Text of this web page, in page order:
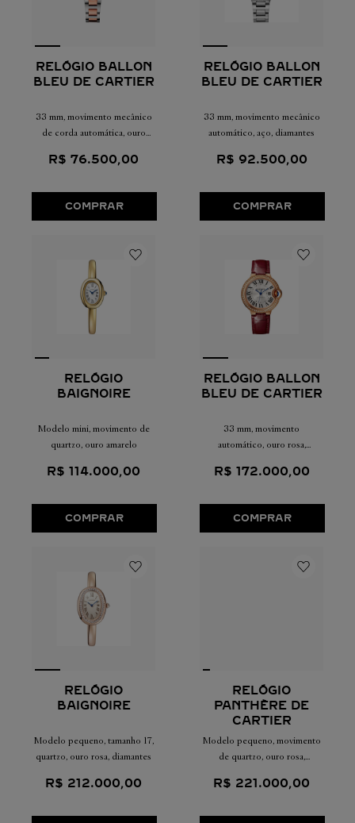
RELÓGIO BALLON
BLEU DE CARTIER
33 mm, movimento mecânico
de corda automática, ouro
R$ 76.500,00
COMPRAR
RELÓGIO BALLON
BLEU DE CARTIER
33 mm, movimento mecânico
automático, aço, diamantes
R$ 92.500,00
COMPRAR
RELÓGIO
BAIGNOIRE
Modelo mini, movimento de
quartzo, ouro amarelo
R$ 114.000,00
COMPRAR
RELÓGIO BALLON
BLEU DE CARTIER
33 mm, movimento
automático, ouro rosa,
R$ 172.000,00
COMPRAR
RELÓGIO
BAIGNOIRE
Modelo pequeno, tamanho 17,
quartzo, ouro rosa, diamantes
R$ 212.000,00
RELÓGIO
PANTHÈRE DE
CARTIER
Modelo pequeno, movimento
de quartzo, ouro rosa,
R$ 221 .000,00